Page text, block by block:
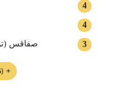
4
4
3 صفاقس